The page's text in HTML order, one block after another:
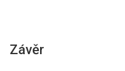
Závěr